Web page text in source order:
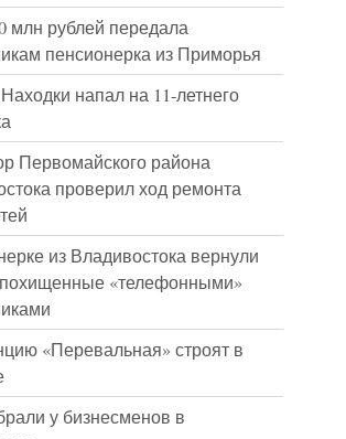
млн рублей передала
пенсионерка из Приморья
напал на 11-летнего
Первомайского района
проверил ход ремонта
из Владивостока вернули
«телефонными»
«Перевальная» строят в
у бизнесменов в